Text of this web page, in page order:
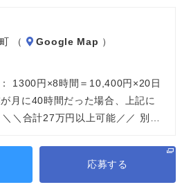
（
Google Map ）
1300円×8時間＝10,400円×20日
月に40時間だった場合、上記に
＼合計27万円以上可能／／ 別…
応募する